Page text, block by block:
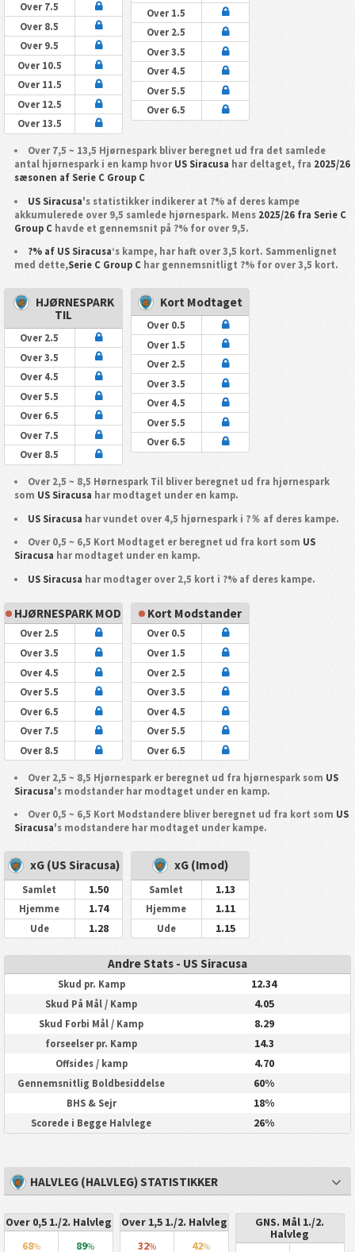
Over 7.5
Over 8.5
Over 9.5
Over 10.5
Over 11.5
Over 12.5
Over 13.5
Over 1.5
Over 2.5
Over 3.5
Over 4.5
Over 5.5
Over 6.5
Over 7,5 ~ 13,5 Hjørnespark bliver beregnet ud fra det samlede
antal hjørnespark i en kamp hvor US Siracusa har deltaget, fra 2025/26
sæsonen af Serie C Group C
US Siracusa's statistikker indikerer at ?% af deres kampe
akkumulerede over 9,5 samlede hjørnespark. Mens 2025/26 fra Serie C
Group Chavde et gennemsnit på ?% for over 9,5.
?% af US Siracusa‘s kampe, har haft over 3,5 kort. Sammenlignet
med dette,Serie C Group Char gennemsnitligt ?% for over 3,5 kort.
HJØRNESPARK
TIL
Over 2.5
Over 3.5
Over 4.5
Over 5.5
Over 6.5
Over 7.5
Over 8.5
Kort Modtaget
Over 0.5
Over 1.5
Over 2.5
Over 3.5
Over 4.5
Over 5.5
Over 6.5
Over 2,5 ~ 8,5 Hørnespark Til bliver beregnet ud fra hjørnespark
som US Siracusa har modtaget under en kamp.
US Siracusa har vundet over 4,5 hjørnespark i ?％ af deres kampe.
Over 0,5 ~ 6,5 Kort Modtaget er beregnet ud fra kort som US
Siracusa har modtaget under en kamp.
US Siracusa har modtager over 2,5 kort i ?% af deres kampe.
HJØRNESPARK MOD
Over 2.5
Over 3.5
Over 4.5
Over 5.5
Over 6.5
Over 7.5
Over 8.5
Kort Modstander
Over 0.5
Over 1.5
Over 2.5
Over 3.5
Over 4.5
Over 5.5
Over 6.5
Over 2,5 ~ 8,5 Hjørnespark er beregnet ud fra hjørnespark som US
Siracusa's modstander har modtaget under en kamp.
Over 0,5 ~ 6,5 Kort Modstandere bliver beregnet ud fra kort som US
Siracusa's modstandere har modtaget under kampe.
xG (US Siracusa)
Samlet 1.50
Hjemme 1.74
Ude 1.28
xG (Imod)
Samlet 1.13
Hjemme 1.11
Ude 1.15
Andre Stats - US Siracusa
Skud pr. Kamp 12.34
Skud På Mål / Kamp 4.05
Skud Forbi Mål / Kamp 8.29
forseelser pr. Kamp 14.3
Offsides / kamp 4.70
Gennemsnitlig Boldbesiddelse 60%
BHS & Sejr 18%
Scorede i Begge Halvlege 26%
HALVLEG (HALVLEG) STATISTIKKER
Over 0,5 1./2. Halvleg
68% 89%
Over 1,5 1./2. Halvleg
32% 42%
GNS. Mål 1./2.
Halvleg